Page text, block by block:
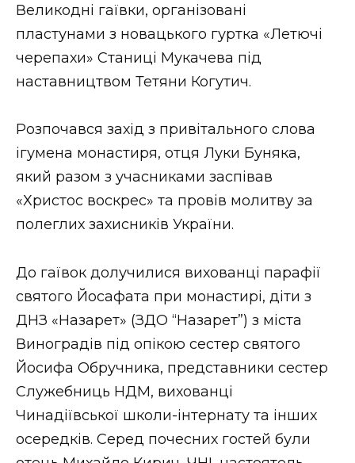
ЗАКАРПАТСЬКІ НОВИНИ
НОВИНИ ЗАХІДНОЇ УКРАЇНИ
ВІДЕО
Великодні гаївки, організовані
пластунами з новацького гуртка «Летючі
черепахи» Станиці Мукачева під
наставництвом Тетяни Когутич.
Розпочався захід з привітального слова
ігумена монастиря, отця Луки Буняка,
який разом з учасниками заспівав
«Христос воскрес» та провів молитву за
полеглих захисників України.
До гаївок долучилися вихованці парафії
святого Йосафата при монастирі, діти з
ДНЗ «Назарет» (ЗДО “Назарет”) з міста
Виноградів під опікою сестер святого
Йосифа Обручника, представники сестер
Служебниць НДМ, вихованці
Чинадіївської школи-інтернату та інших
осередків. Серед почесних гостей були